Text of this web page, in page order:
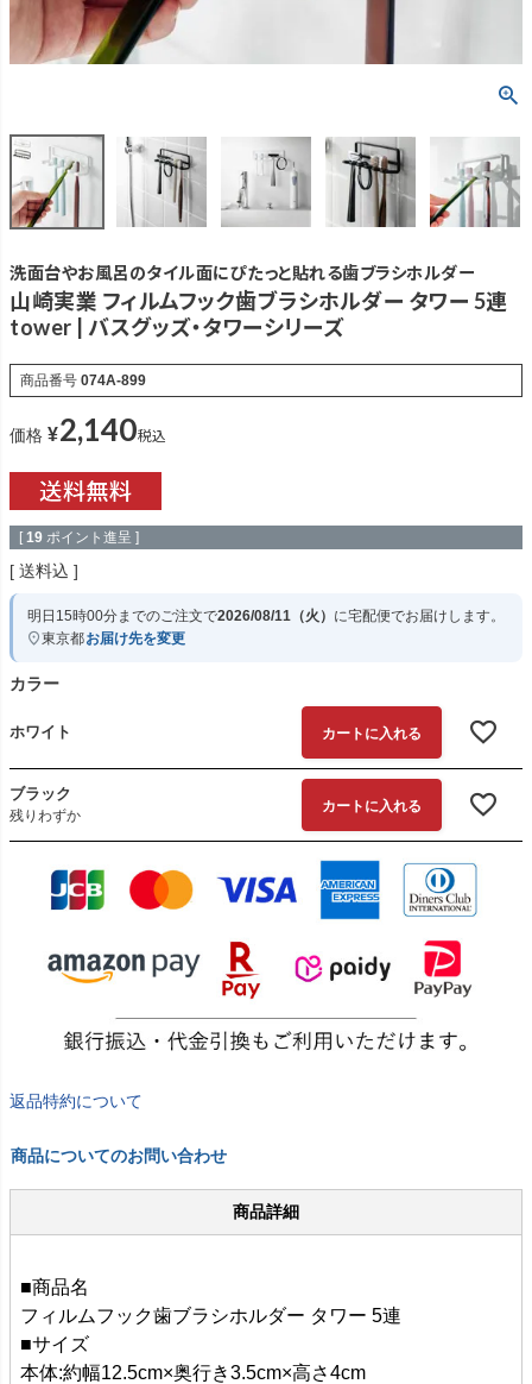
洗面台やお風呂のタイル面にぴたっと貼れる歯ブラシホルダー
山崎実業 フィルムフック歯ブラシホルダー タワー 5連
tower | バスグッズ・タワーシリーズ
商品番号 074A-899
価格 ¥2,140税込
[ 19 ポイント進呈 ]
送料込
明日 15時00分までのご注文で2026/08/11（火） に宅配便でお届けします。
東京都お届け先を変更
カラー
ホワイト カートに入れる
ブラック
残りわずか
カートに入れる
返品特約について
商品についてのお問い合わせ
商品詳細
■商品名
フィルムフック歯ブラシホルダー タワー 5連
■サイズ
本体:約幅12.5cm×奥行き3.5cm×高さ4cm